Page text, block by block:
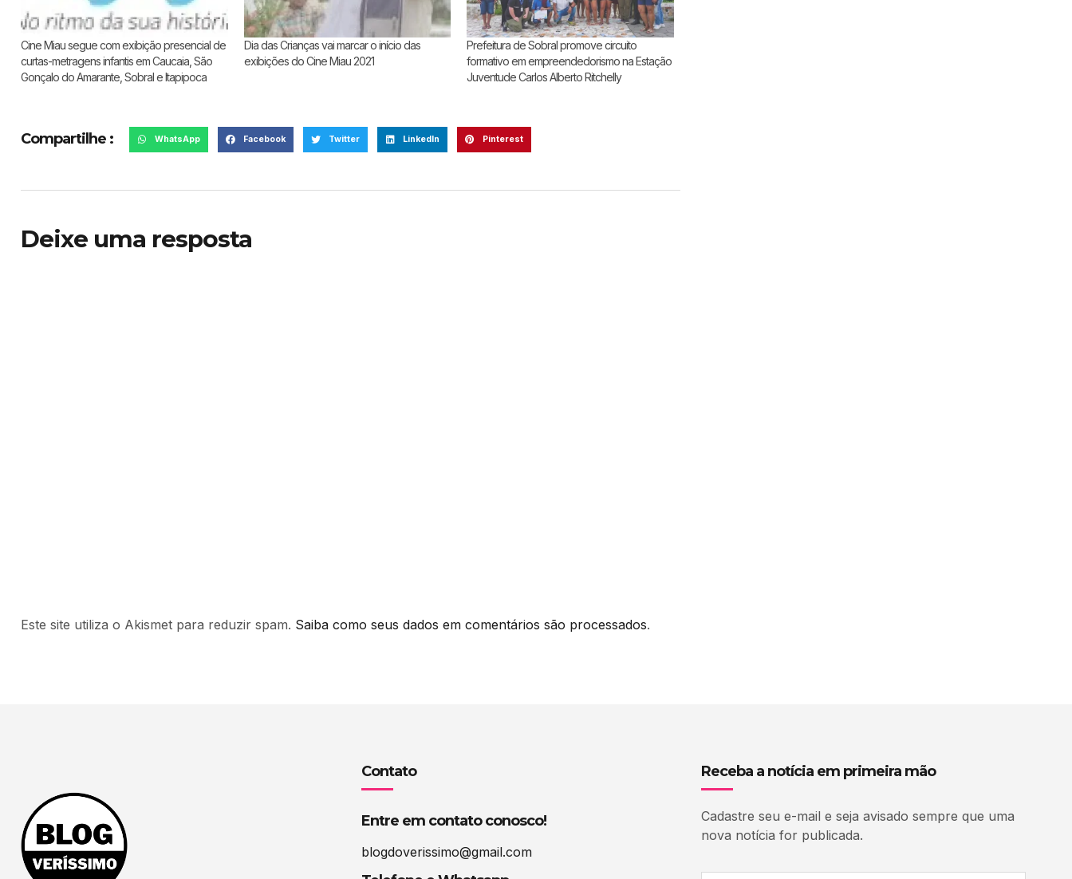
Cine Miau segue com exibição presencial de
curtas-metragens infantis em Caucaia, São
Gonçalo do Amarante, Sobral e Itapipoca
Dia das Crianças vai marcar o início das
exibições do Cine Miau 2021
Prefeitura de Sobral promove circuito
formativo em empreendedorismo na Estação
Juventude Carlos Alberto Ritchelly
Compartilhe : WhatsApp Facebook Twitter LinkedIn Pinterest
Deixe uma resposta
Este site utiliza o Akismet para reduzir spam. Saiba como seus dados em comentários são processados.
Contato
Entre em contato conosco!
blogdoverissimo@gmail.com
Receba a notícia em primeira mão
Cadastre seu e-mail e seja avisado sempre que uma
nova notícia for publicada.